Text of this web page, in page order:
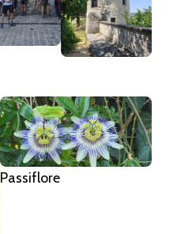
Passiflore